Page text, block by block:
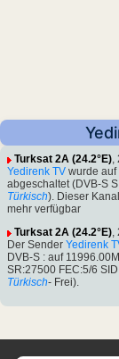
Turksat 2A (24.2°E),
Yedirenk TV wurde auf
abgeschaltet (DVB-S
Türkisch). Dieser
mehr verfügbar
Turksat 2A (24.2°E),
Der Sender Yedirenk
DVB-S : auf
SR:27500 FEC:5/6
Türkisch- Frei).